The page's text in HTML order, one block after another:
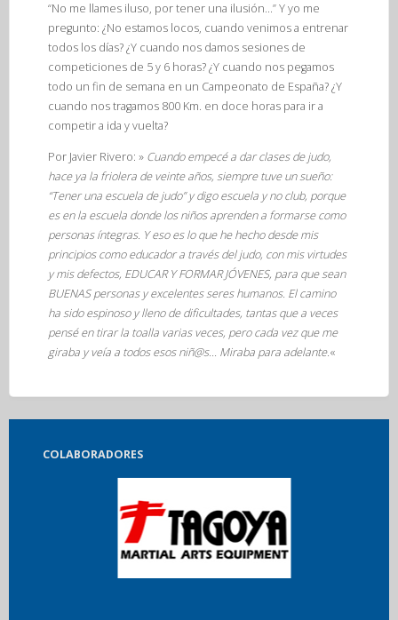
“No me llames iluso, por tener una ilusión…” Y yo me
pregunto: ¿No estamos locos, cuando venimos a entrenar
todos los días? ¿Y cuando nos damos sesiones de
competiciones de 5 y 6 horas? ¿Y cuando nos pegamos
todo un fin de semana en un Campeonato de España? ¿Y
cuando nos tragamos 800 Km. en doce horas para ir a
competir a ida y vuelta?
Por Javier Rivero: » Cuando empecé a dar clases de judo,
hace ya la friolera de veinte años, siempre tuve un sueño:
“Tener una escuela de judo” y digo escuela y no club, porque
es en la escuela donde los niños aprenden a formarse como
personas íntegras. Y eso es lo que he hecho desde mis
principios como educador a través del judo, con mis virtudes
y mis defectos, EDUCAR Y FORMAR JÓVENES, para que sean
BUENAS personas y excelentes seres humanos. El camino
ha sido espinoso y lleno de dificultades, tantas que a veces
pensé en tirar la toalla varias veces, pero cada vez que me
giraba y veía a todos esos niñ@s… Miraba para adelante.«
COLABORADORES